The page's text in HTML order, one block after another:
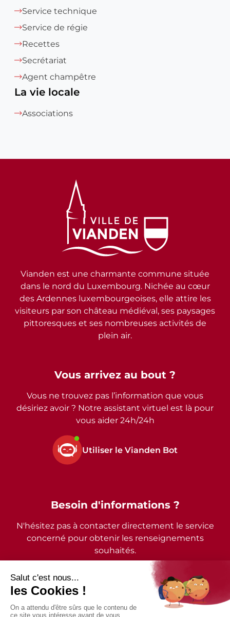
Service technique
Service de régie
Recettes
Secrétariat
Agent champêtre
La vie locale
Associations
Vous arrivez au bout ?
Vous ne trouvez pas l’information que vous
désiriez avoir ? Notre assistant virtuel est là pour
vous aider 24h/24h
Utiliser le Vianden Bot
Vianden est une charmante commune située
dans le nord du Luxembourg. Nichée au cœur
des Ardennes luxembourgeoises, elle attire les
visiteurs par son château médiéval, ses paysages
pittoresques et ses nombreuses activités de
plein air.
Besoin d'informations ?
N'hésitez pas à contacter directement le service
concerné pour obtenir les renseignements
souhaités.
2026 - © Commune de Vianden - Tous droits réservés